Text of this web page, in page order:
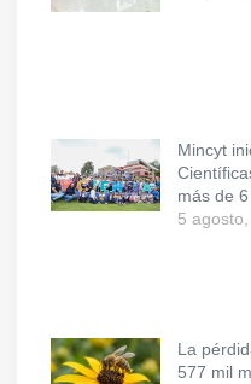
Mincyt
más de
5
La
577 mil